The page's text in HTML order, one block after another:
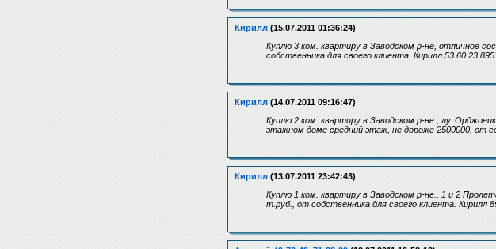
Кирилл (15.07.2011 01:36:24)
Куплю 3 ком. квартиру в Заводском р-не, отличное
собственника для своего клиента. Кирилл 53 60 23
Кирилл (14.07.2011 09:16:47)
Куплю 2 ком. квартиру в Заводском р-не., лу.
этажном доме средний этаж, не дороже 2500000, от
Кирилл (13.07.2011 23:42:43)
Куплю 1 ком. квартиру в Заводском р-не., 1 и 2
т.руб., от собственника для своего клиента. Кирилл